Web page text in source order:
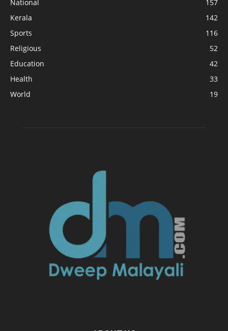
National
157
Kerala
142
Sports
116
Religious
52
Education
42
Health
33
World
19